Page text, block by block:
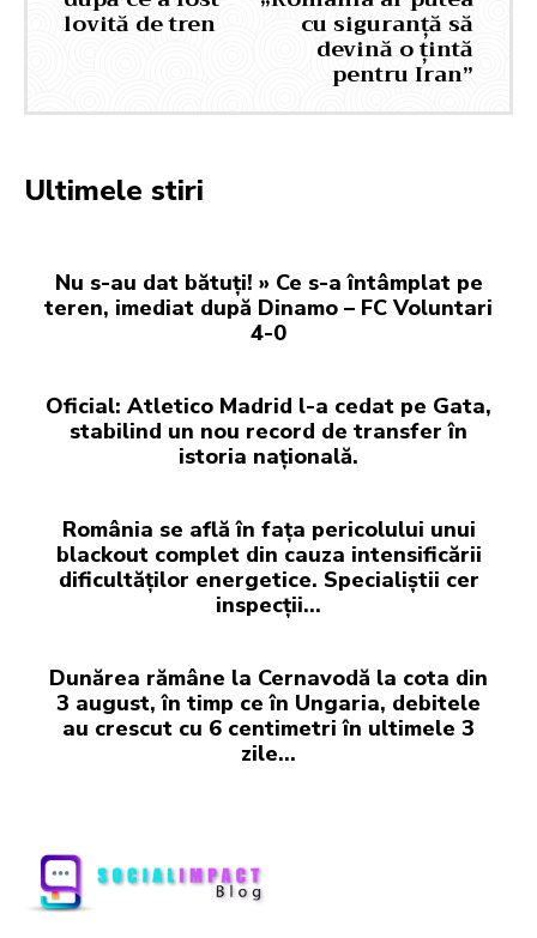
lovită de tren cu siguranță să
devină o țintă
pentru Iran”
Ultimele stiri
Nu s-au dat bătuți! » Ce s-a întâmplat pe
teren, imediat după Dinamo – FC Voluntari
4-0
Oficial: Atletico Madrid l-a cedat pe Gata,
stabilind un nou record de transfer în
istoria națională.
România se află în fața pericolului unui
blackout complet din cauza intensificării
dificultăților energetice. Specialiștii cer
inspecții…
Dunărea rămâne la Cernavodă la cota din
3 august, în timp ce în Ungaria, debitele
au crescut cu 6 centimetri în ultimele 3
zile...